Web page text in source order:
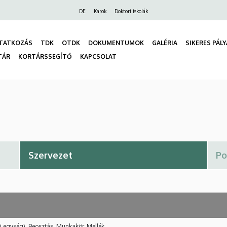
DE Karok Doktori iskolák
TDK OTDK DOKUMENTUMOK GALÉRIA
SIKERES
KORTÁRSSEGÍTŐ KAPCSOLAT